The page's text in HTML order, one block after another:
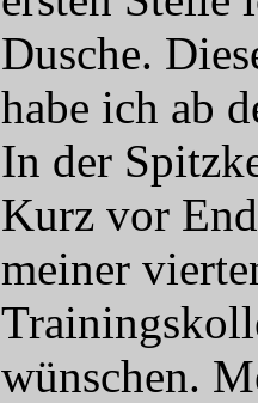
Dusche.
habe ich ab
In der
Kurz vor
meiner
wünschen.